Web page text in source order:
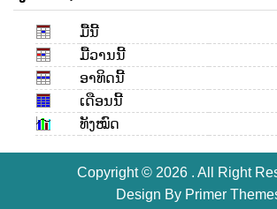
ມື້ນີ້
ມື້ວານນີ້
ອາທິດນີ້
ເດືອນ​ນີ້
ທັງໝົດ
Copyright © 2026 . All Right
Design By Primer